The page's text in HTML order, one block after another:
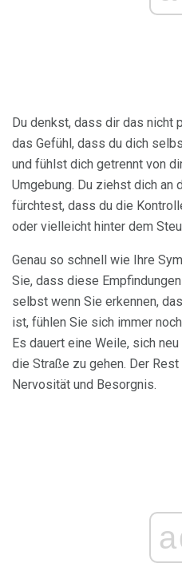
Du denkst, dass dir das nicht
das Gefühl, dass du dich
und fühlst dich getrennt von
Umgebung. Du ziehst dich an
fürchtest, dass du die
oder vielleicht hinter dem
Genau so schnell wie Ihre
Sie, dass diese
selbst wenn Sie erkennen,
ist, fühlen Sie sich immer
Es dauert eine Weile, sich
die Straße zu gehen. Der
Nervosität und Besorgnis.